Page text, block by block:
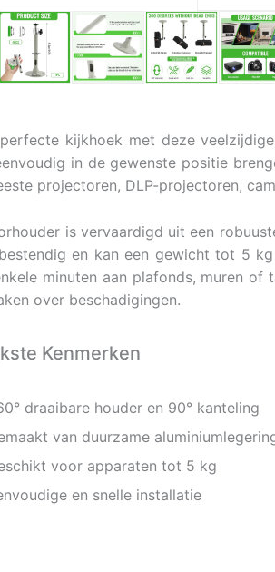
kijkhoek met deze
in de gewenste positie
projectoren, DLP-projectoren,
is vervaardigd uit een
en kan een gewicht tot 5
minuten aan plafonds, muren
over beschadigingen.
Kenmerken
draaibare houder en 90° kanteling
van duurzame
voor apparaten tot 5 kg
en snelle installatie